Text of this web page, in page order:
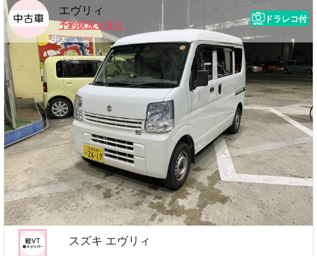
エヴリィ
予約状況を見る
ドラレコ付
スズキ エヴリィ